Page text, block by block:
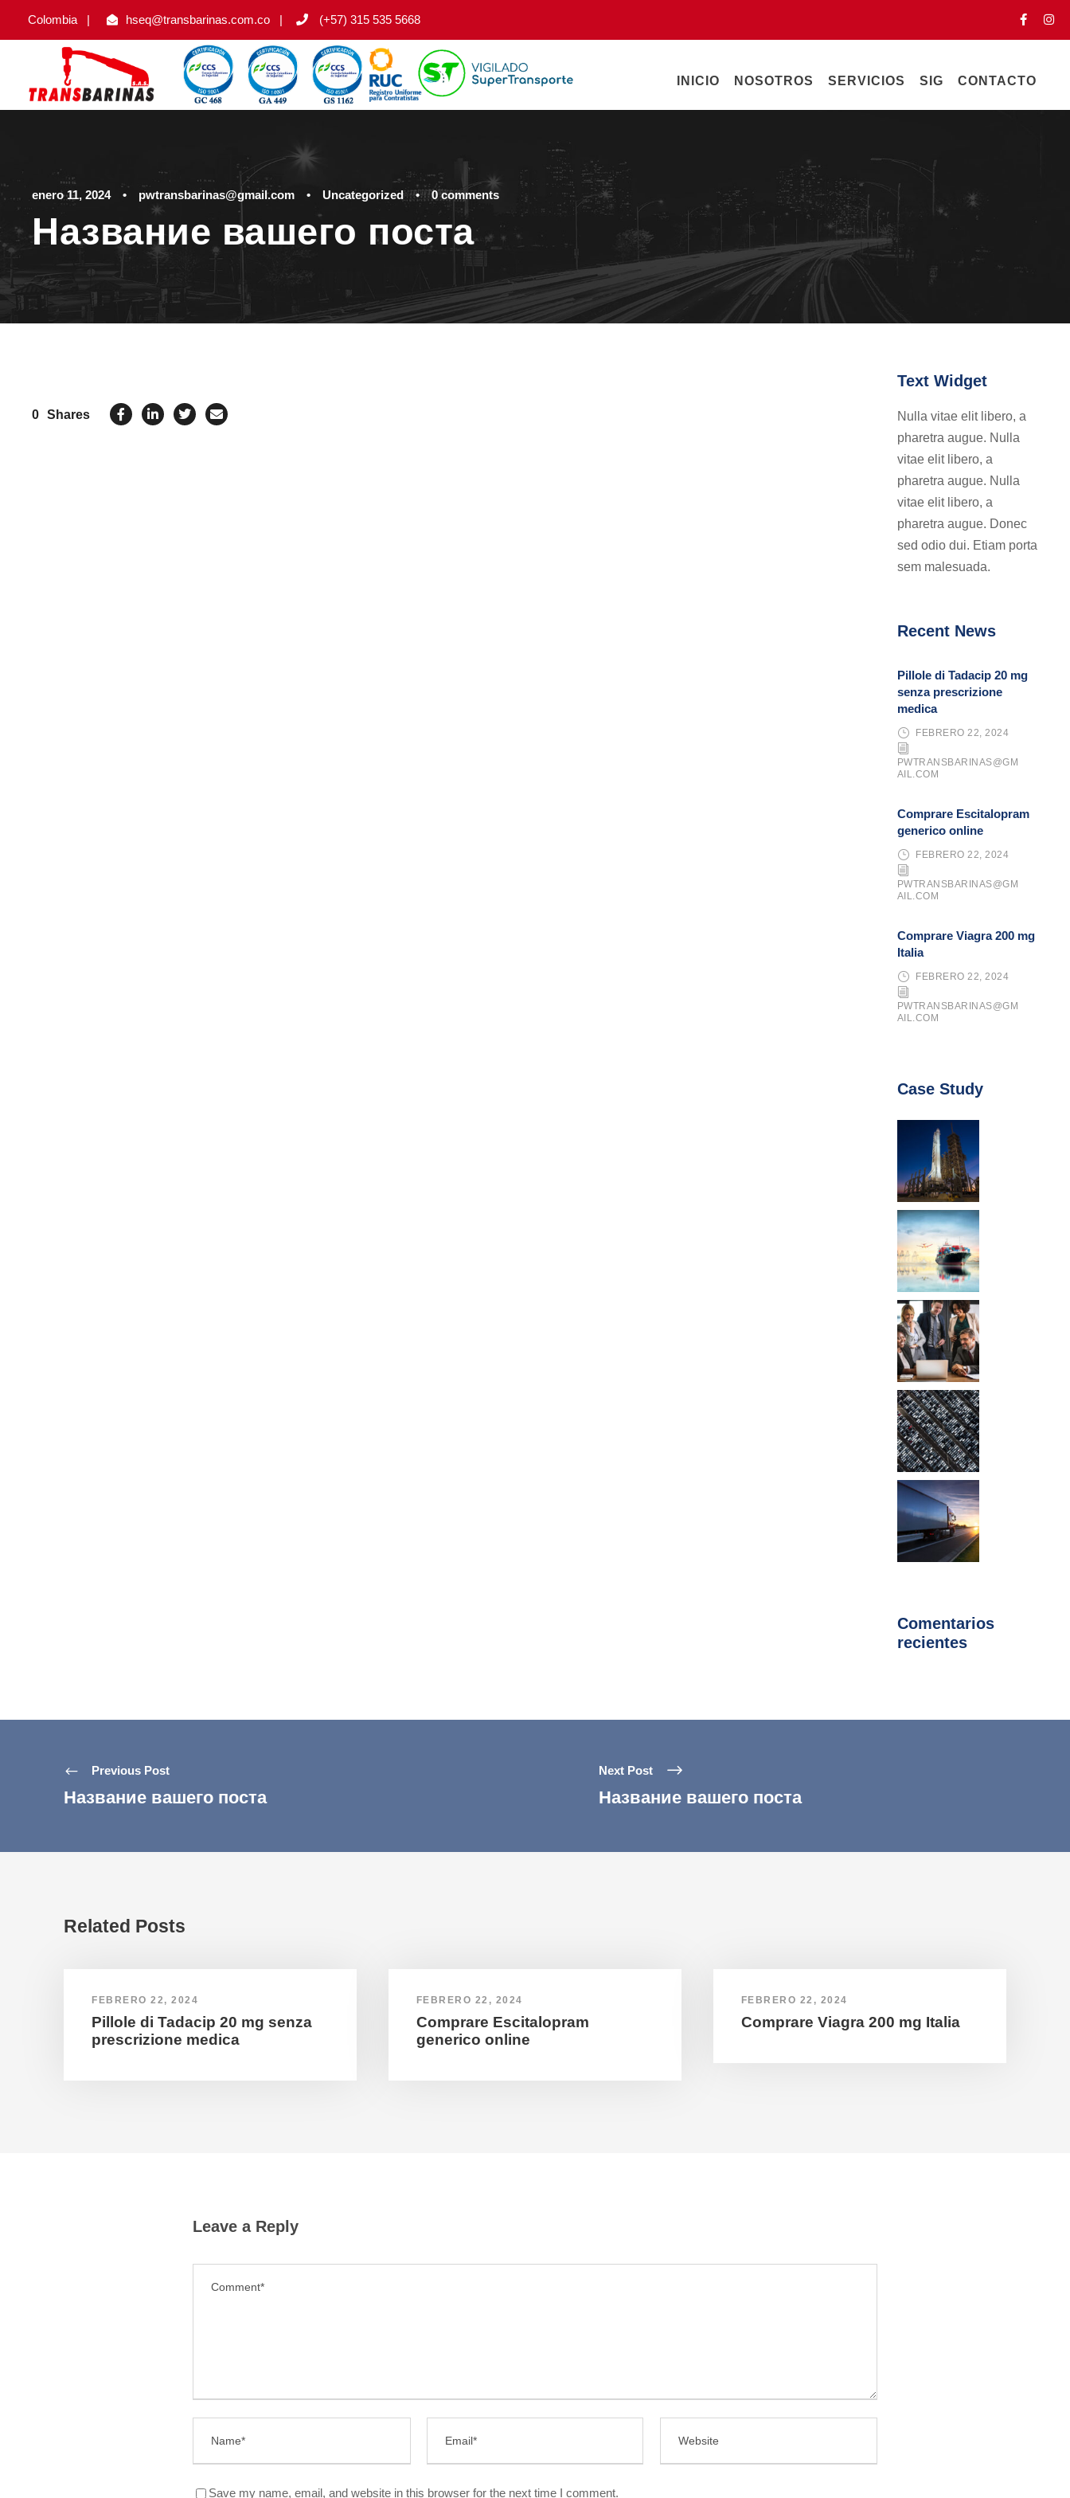
Colombia | hseq@transbarinas.com.co | (+57) 315 535 5668
INICIO NOSOTROS SERVICIOS SIG CONTACTO
enero 11, 2024 • pwtransbarinas@gmail.com • Uncategorized • 0 comments
Название вашего поста
0 Shares
Text Widget
Nulla vitae elit libero, a
pharetra augue. Nulla
vitae elit libero, a
pharetra augue. Nulla
vitae elit libero, a
pharetra augue. Donec
sed odio dui. Etiam porta
sem malesuada.
Recent News
Pillole di Tadacip 20 mg
senza prescrizione
medica
FEBRERO 22, 2024
PWTRANSBARINAS@GM
AIL.COM
Comprare Escitalopram
generico online
FEBRERO 22, 2024
PWTRANSBARINAS@GM
AIL.COM
Comprare Viagra 200 mg
Italia
FEBRERO 22, 2024
PWTRANSBARINAS@GM
AIL.COM
Case Study
Comentarios
recientes
Previous Post
Название вашего поста
Next Post
Название вашего поста
Related Posts
FEBRERO 22, 2024
Pillole di Tadacip 20 mg senza
prescrizione medica
FEBRERO 22, 2024
Comprare Escitalopram
generico online
FEBRERO 22, 2024
Comprare Viagra 200 mg Italia
Leave a Reply
Save my name, email, and website in this browser for the next time I comment.